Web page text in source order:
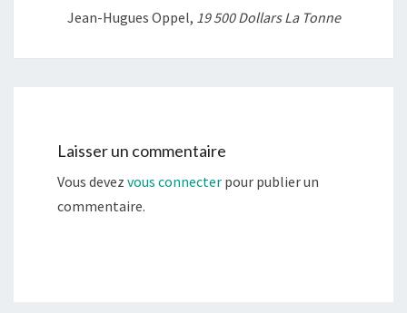
Jean-Hugues Oppel, 19 500 Dollars La Tonne
Laisser un commentaire
Vous devez vous connecter pour publier un
commentaire.